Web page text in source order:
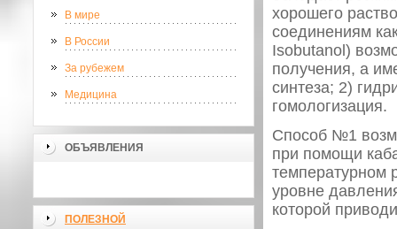
В мире
В России
За рубежем
Медицина
ОБЪЯВЛЕНИЯ
ПОЛЕЗНОЙ
хорошего
соединениям
Isobutanol)
получения, а
синтеза; 2)
гомологизация.
Способ №1
при помощи
температурном
уровне
которой